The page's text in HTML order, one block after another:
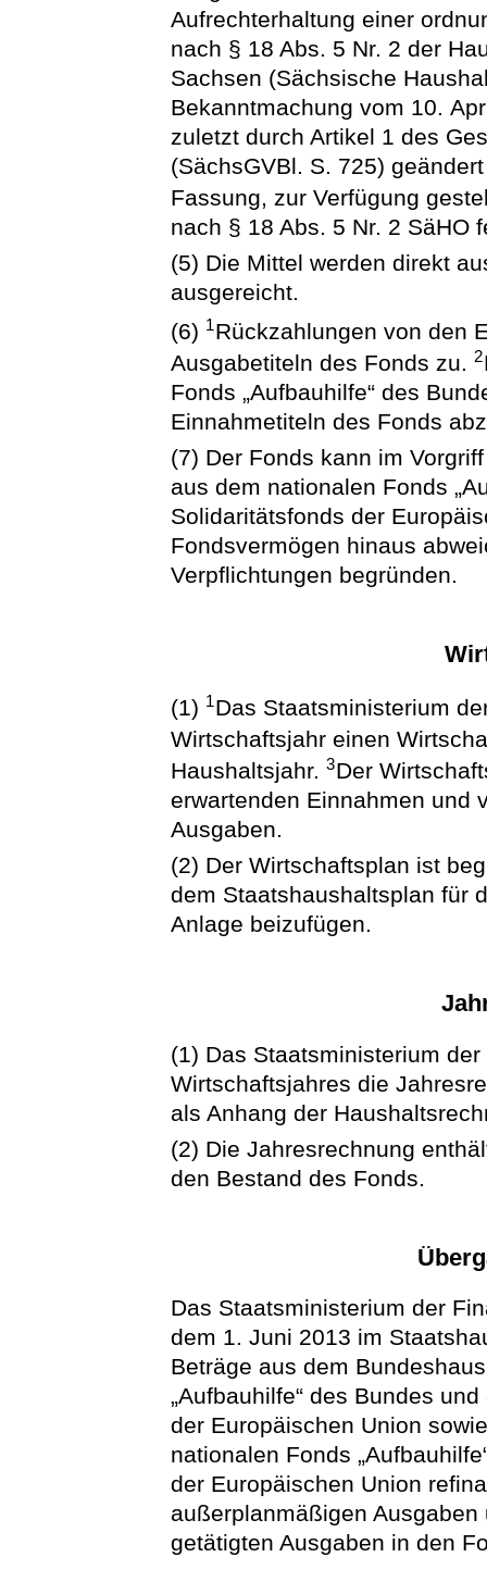
Aufrechterhaltung einer
nach § 18 Abs. 5 Nr. 2 der
Sachsen (Sächsische
Bekanntmachung vom 10.
zuletzt durch Artikel 1 des
(SächsGVBl. S. 725)
Fassung, zur Verfügung
nach § 18 Abs. 5 Nr. 2 SäHO
(5) Die Mittel werden direkt
ausgereicht.
(6) 1Rückzahlungen von den
Ausgabetiteln des Fonds zu.2
Fonds „Aufbauhilfe“ des
Einnahmetiteln des Fonds
(7) Der Fonds kann im
aus dem nationalen Fonds
Solidaritätsfonds der
Fondsvermögen hinaus
Verpflichtungen begründen.
(1) 1Das Staatsministerium
Wirtschaftsjahr einen
Haushaltsjahr.3Der
erwartenden Einnahmen und
Ausgaben.
(2) Der Wirtschaftsplan ist
dem Staatshaushaltsplan für
Anlage beizufügen.
(1) Das Staatsministerium
Wirtschaftsjahres die
als Anhang der
(2) Die Jahresrechnung
den Bestand des Fonds.
Das Staatsministerium der
dem 1. Juni 2013 im
Beträge aus dem
„Aufbauhilfe“ des Bundes
der Europäischen Union
nationalen Fonds
der Europäischen Union
außerplanmäßigen
getätigten Ausgaben in den